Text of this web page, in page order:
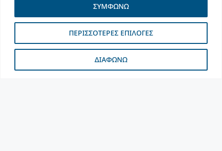
ΠΕΡΙΣΣΟΤΕΡΕΣ ΕΠΙΛΟΓΕΣ
ΔΙΑΦΩΝΩ
ΣΥΜΦΩΝΩ